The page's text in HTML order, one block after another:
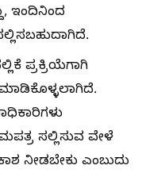
ಇಂದಿನಿಂದ
ಪ್ರಕ್ರಿಯೆಗಾಗಿ
ಸಲ್ಲಿಸುವ ವೇಳೆ
ನೀಡಬೇಕು ಎಂಬುದು